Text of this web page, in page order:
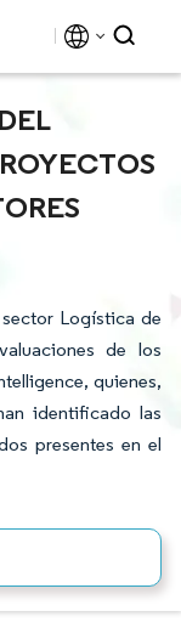
Logística de
de los
quienes,
identificado las
presentes en el